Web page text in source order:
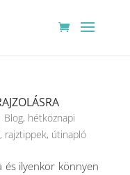
Blog, hétköznapi
, rajztippek, útinapló
és ilyenkor könnyen